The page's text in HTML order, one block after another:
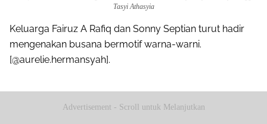
Tasyi Athasyia
Keluarga Fairuz A Rafiq dan Sonny Septian turut hadir
mengenakan busana bermotif warna-warni.
[@aurelie.hermansyah].
Advertisement - Scroll untuk Melanjutkan